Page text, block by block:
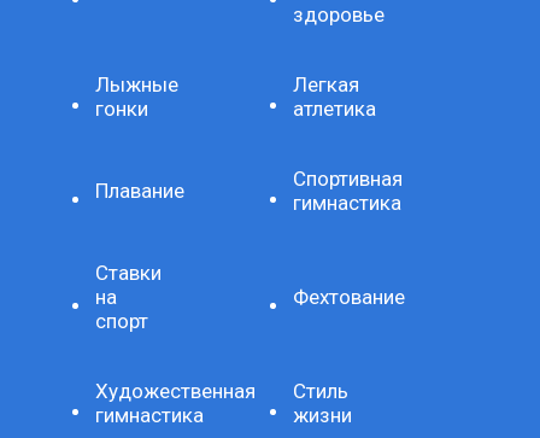
здоровье
Лыжные
гонки
Легкая
атлетика
Плавание
Спортивная
гимнастика
Ставки
на
спорт
Фехтование
Художественная
гимнастика
Стиль
жизни